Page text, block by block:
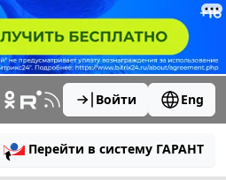
Войти Eng
Перейти в систему ГАРАНТ